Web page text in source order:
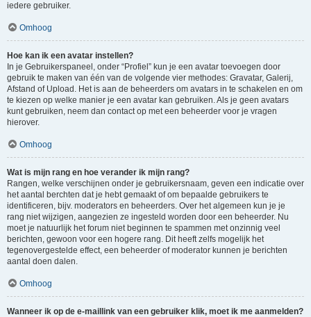
iedere gebruiker.
Omhoog
Hoe kan ik een avatar instellen?
In je Gebruikerspaneel, onder “Profiel” kun je een avatar toevoegen door
gebruik te maken van één van de volgende vier methodes: Gravatar, Galerij,
Afstand of Upload. Het is aan de beheerders om avatars in te schakelen en om
te kiezen op welke manier je een avatar kan gebruiken. Als je geen avatars
kunt gebruiken, neem dan contact op met een beheerder voor je vragen
hierover.
Omhoog
Wat is mijn rang en hoe verander ik mijn rang?
Rangen, welke verschijnen onder je gebruikersnaam, geven een indicatie over
het aantal berchten dat je hebt gemaakt of om bepaalde gebruikers te
identificeren, bijv. moderators en beheerders. Over het algemeen kun je je
rang niet wijzigen, aangezien ze ingesteld worden door een beheerder. Nu
moet je natuurlijk het forum niet beginnen te spammen met onzinnig veel
berichten, gewoon voor een hogere rang. Dit heeft zelfs mogelijk het
tegenovergestelde effect, een beheerder of moderator kunnen je berichten
aantal doen dalen.
Omhoog
Wanneer ik op de e-maillink van een gebruiker klik, moet ik me aanmelden?